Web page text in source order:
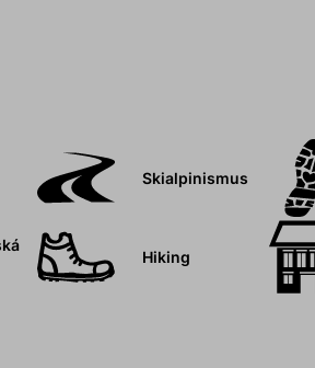
Skialpinismus
Hiking